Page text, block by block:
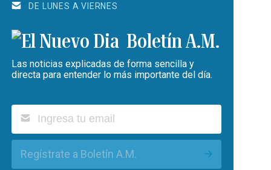
DE LUNES A VIERNES
Boletín A.M.
Las noticias explicadas de forma sencilla y
directa para entender lo más importante del día.
Regístrate a Boletín A.M.